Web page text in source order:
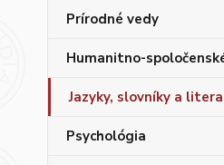
Prírodné vedy
Humanitno-
Jazyky, slovníky a
Psychológia